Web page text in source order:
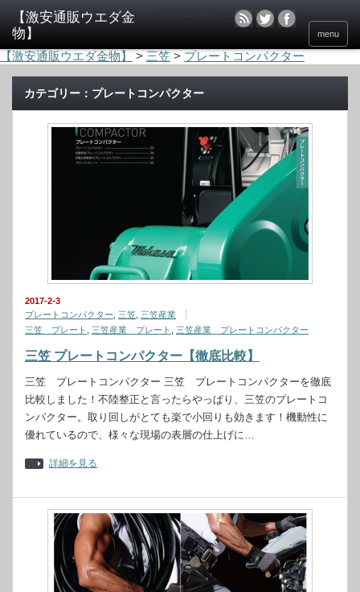
電動工具のウエダ金物
menu
【激安通販ウエダ金物】 > 三笠 > プレートコンパクター
カテゴリー：プレートコンパクター
2017-2-3
プレートコンパクター
三笠 三笠産業
三笠 プレート
三笠産業 プレート 三笠産業 プレートコンパクター
三笠 プレートコンパクター【徹底比較】
三笠 プレートコンパクター 三笠 プレートコンパクターを徹底
比較しました！不陸整正と言ったらやっぱり、三笠のプレートコ
ンパクター。取り回しがとても楽で小回りも効きます！機動性に
優れているので、様々な現場の表層の仕上げに…
詳細を見る